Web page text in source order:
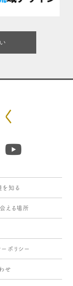
を知る
える場所
ポリシー
せ